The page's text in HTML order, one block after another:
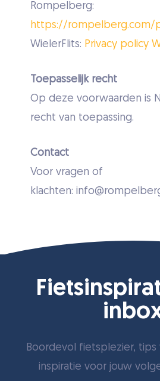
Rompelberg:
https://rompelberg.com/
WielerFlits: Privacy policy
Toepasselijk recht
Op deze voorwaarden is
recht van toepassing.
Contact
Voor vragen of
klachten:
Boordevol fietsplezier,
inspiratie voor jouw